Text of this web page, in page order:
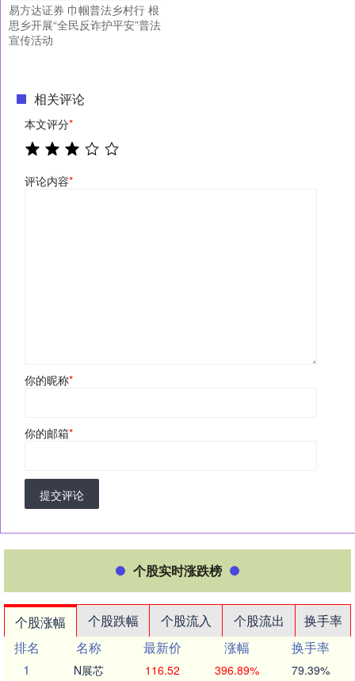
易方达证券 巾帼普法乡村行 根
思乡开展“全民反诈护平安”普法
宣传活动
相关评论
本文评分*
评论内容*
你的昵称*
你的邮箱*
提交评论
个股实时涨跌榜
个股涨幅 个股跌幅 个股流入 个股流出
换手率
排名
名称 最新价 涨幅
换手率
1
N展芯 116.52 396.89% 79.39%